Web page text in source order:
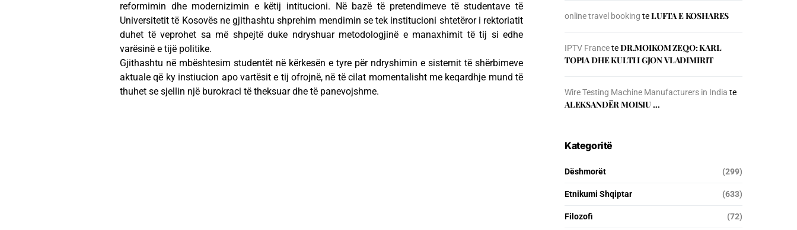
reformimin dhe modernizimin e këtij intitucioni. Në bazë të pretendimeve të studentave të
Universitetit të Kosovës ne gjithashtu shprehim mendimin se tek institucioni shtetëror i rektoriatit
duhet të veprohet sa më shpejtë duke ndryshuar metodologjinë e manaxhimit të tij si edhe
varësinë e tijë politike.
Gjithashtu në mbështesim studentët në kërkesën e tyre për ndryshimin e sistemit të shërbimeve
aktuale që ky instiucion apo vartësit e tij ofrojnë, në të cilat momentalisht me keqardhje mund të
thuhet se sjellin një burokraci të theksuar dhe të panevojshme.
online travel booking teLUFTA E KOSHARES
IPTV FranceteDR.MOIKOM ZEQO: KARL
TOPIA DHE KULTI I GJON VLADIMIRIT
Wire Testing Machine Manufacturers in India te
ALEKSANDËR MOISIU …
Kategoritë
Dëshmorët (299)
Etnikumi Shqiptar (633)
Filozofi (72)